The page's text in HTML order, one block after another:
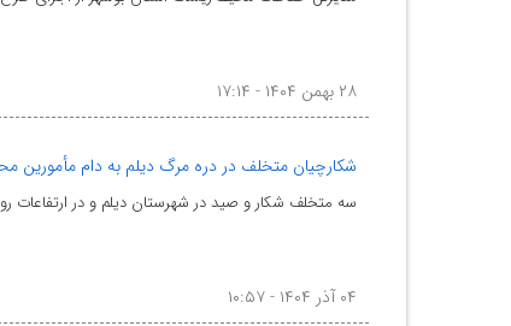
۲۸ بهمن ۱۴۰۴ - ۱۷:۱۴
شکارچیان متخلف در دره مرگ دیلم به دام مأمورین
سه متخلف شکار و صید در شهرستان دیلم و در ارتفاعات
۰۴ آذر ۱۴۰۴ - ۱۰:۵۷